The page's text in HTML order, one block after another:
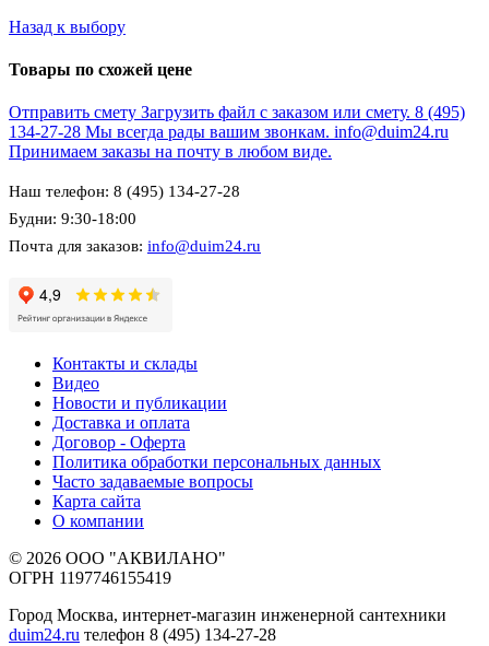
Назад к выбору
Товары по схожей цене
Отправить смету Загрузить файл с заказом или смету. 8 (495)
134-27-28 Мы всегда рады вашим звонкам. info@duim24.ru
Принимаем заказы на почту в любом виде.
Наш телефон: 8 (495) 134-27-28
Будни: 9:30-18:00
Почта для заказов: info@duim24.ru
Контакты и склады
Видео
Новости и публикации
Доставка и оплата
Договор - Оферта
Политика обработки персональных данных
Часто задаваемые вопросы
Карта сайта
О компании
© 2026 ООО "АКВИЛАНО"
ОГРН 1197746155419
Город Москва, интернет-магазин инженерной сантехники
duim24.ru телефон 8 (495) 134-27-28